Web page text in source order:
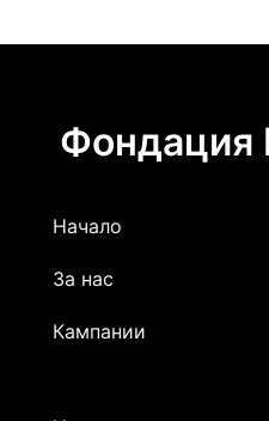
Фондация
Начало
За нас
Кампании